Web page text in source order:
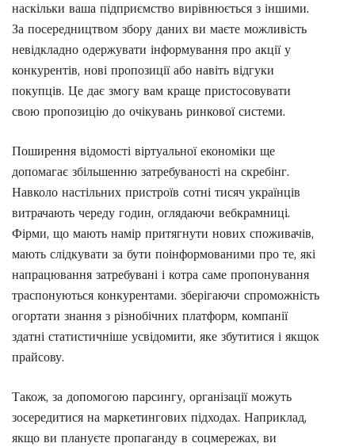
наскільки ваша підприємство вирівнюється з іншими.
За посередництвом збору даних ви маєте можливість
невідкладно одержувати інформування про акції у
конкурентів, нові пропозиції або навіть відгуки
покупців. Це дає змогу вам краще пристосовувати
свою пропозицію до очікувань ринкової системи.
Поширення відомості віртуальної економіки ще
допомагає збільшенню затребуваності на скребінг.
Навколо настільних пристроїв сотні тисяч українців
витрачають череду годин, оглядаючи вебкрамниці.
Фірми, що мають намір притягнути нових споживачів,
мають слідкувати за бути поінформованими про те, які
напрацювання затребувані і котра саме пропонування
траспонуються конкурентами. зберігаючи спроможність
огортати знання з різнобічних платформ, компанії
здатні статистичніше усвідомити, яке збутитися і якщок
прайсову.
Також, за допомогою парсингу, організації можуть
зосередитися на маркетингових підходах. Наприклад,
якщо ви плануєте пропаганду в соцмережах, ви